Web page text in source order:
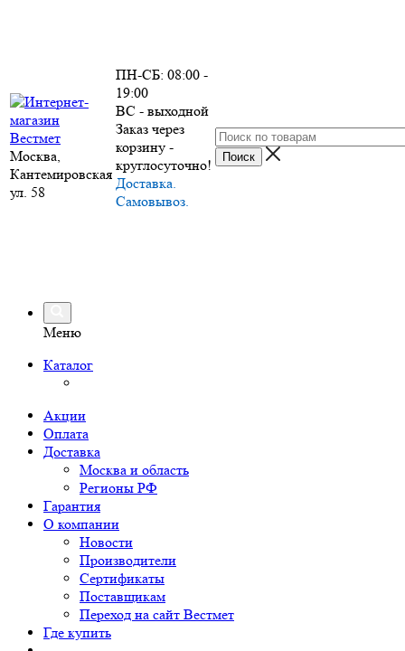
Москва,
Кантемировская
ул. 58
ПН-СБ: 08:00 -
19:00
ВС - выходной
Заказ через
корзину -
круглосуточно!
Доставка.
Самовывоз.
Меню
Каталог
Акции
Оплата
Доставка
Москва и область
Регионы РФ
Гарантия
О компании
Новости
Производители
Сертификаты
Поставщикам
Переход на сайт Вестмет
Где купить